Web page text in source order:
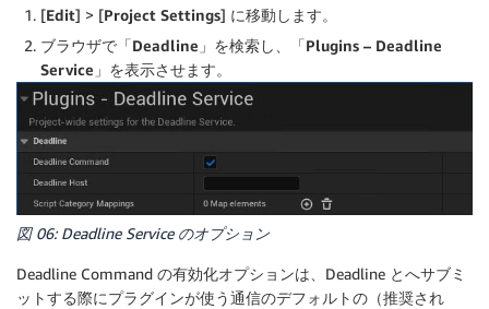
[Edit] > [Project Settings] に移動します。
ブラウザで「Deadline 」を検索し、「Plugins – Deadline
Service 」を表示させます。
図 06: Deadline Service のオプション
Deadline Command の有効化オプションは、Deadline とへサブミ
ットする際にプラグインが使う通信のデフォルトの（推奨され